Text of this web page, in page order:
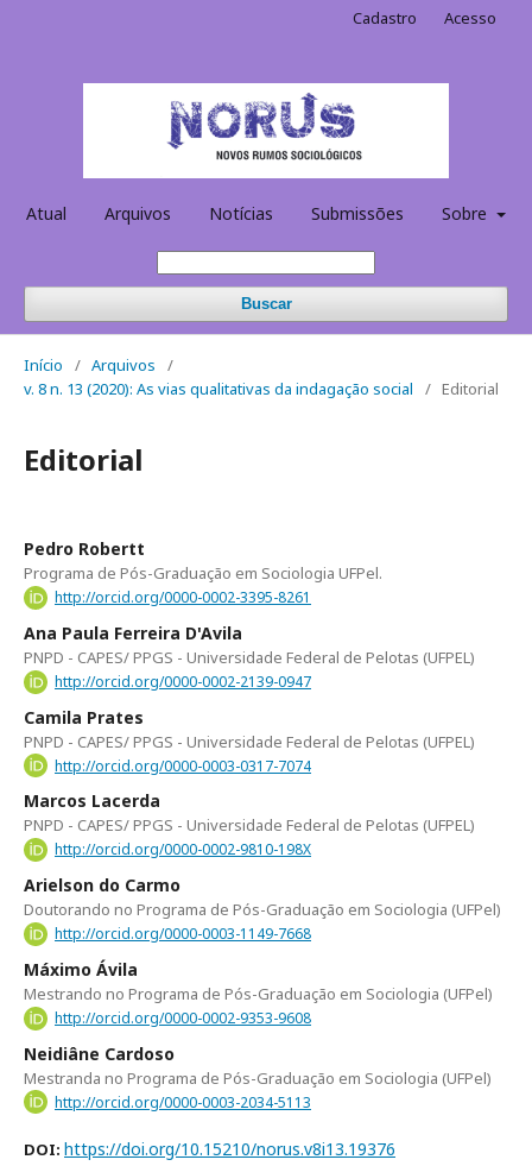
Atual Arquivos Notícias Submissões Sobre
Buscar
Cadastro Acesso
Início / Arquivos
/
v. 8 n. 13 (2020): As vias qualitativas da indagação social
/ Editorial
Editorial
Pedro Robertt
Programa de Pós-Graduação em Sociologia UFPel.
http://orcid.org/0000-0002-3395-8261
Ana Paula Ferreira D'Avila
PNPD - CAPES/ PPGS - Universidade Federal de Pelotas (UFPEL)
http://orcid.org/0000-0002-2139-0947
Camila Prates
PNPD - CAPES/ PPGS - Universidade Federal de Pelotas (UFPEL)
http://orcid.org/0000-0003-0317-7074
Marcos Lacerda
PNPD - CAPES/ PPGS - Universidade Federal de Pelotas (UFPEL)
http://orcid.org/0000-0002-9810-198X
Arielson do Carmo
Doutorando no Programa de Pós-Graduação em Sociologia (UFPel)
http://orcid.org/0000-0003-1149-7668
Máximo Ávila
Mestrando no Programa de Pós-Graduação em Sociologia (UFPel)
http://orcid.org/0000-0002-9353-9608
Neidiâne Cardoso
Mestranda no Programa de Pós-Graduação em Sociologia (UFPel)
http://orcid.org/0000-0003-2034-5113
DOI: https://doi.org/10.15210/norus.v8i13.19376